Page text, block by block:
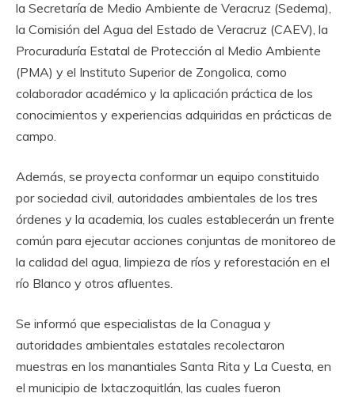
la Secretaría de Medio Ambiente de Veracruz (Sedema),
la Comisión del Agua del Estado de Veracruz (CAEV), la
Procuraduría Estatal de Protección al Medio Ambiente
(PMA) y el Instituto Superior de Zongolica, como
colaborador académico y la aplicación práctica de los
conocimientos y experiencias adquiridas en prácticas de
campo.
Además, se proyecta conformar un equipo constituido
por sociedad civil, autoridades ambientales de los tres
órdenes y la academia, los cuales establecerán un frente
común para ejecutar acciones conjuntas de monitoreo de
la calidad del agua, limpieza de ríos y reforestación en el
río Blanco y otros afluentes.
Se informó que especialistas de la Conagua y
autoridades ambientales estatales recolectaron
muestras en los manantiales Santa Rita y La Cuesta, en
el municipio de Ixtaczoquitlán, las cuales fueron